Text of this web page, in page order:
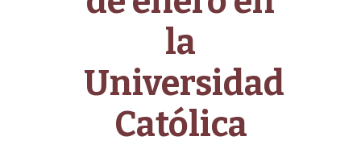
la
Universidad
Católica